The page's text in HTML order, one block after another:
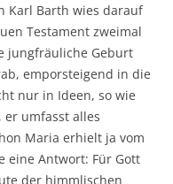
Karl Barth wies darauf
Testament zweimal
jungfräuliche Geburt
emporsteigend in die
nur in Ideen, so wie
er umfasst alles
Maria erhielt ja vom
eine Antwort: Für Gott
der himmlischen